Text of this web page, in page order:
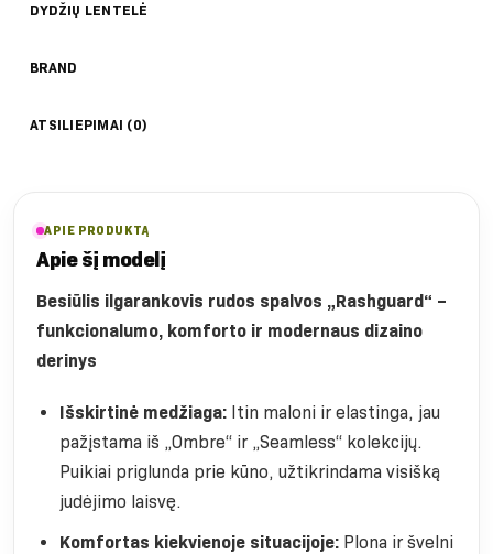
DYDŽIŲ LENTELĖ
BRAND
ATSILIEPIMAI (0)
APIE PRODUKTĄ
Apie šį modelį
Besiūlis ilgarankovis rudos spalvos „Rashguard“ –
funkcionalumo, komforto ir modernaus dizaino
derinys
Išskirtinė medžiaga:Itin maloni ir elastinga, jau
pažįstama iš „Ombre“ ir „Seamless“ kolekcijų.
Puikiai priglunda prie kūno, užtikrindama visišką
judėjimo laisvę.
Komfortas kiekvienoje situacijoje:Plona ir švelni